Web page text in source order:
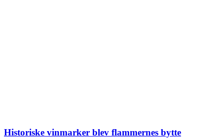
Historiske vinmarker blev flammernes bytte